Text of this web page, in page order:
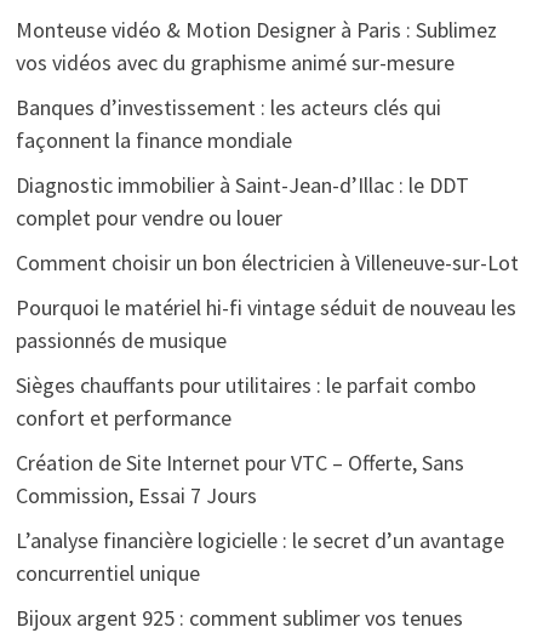
Monteuse vidéo & Motion Designer à Paris : Sublimez
vos vidéos avec du graphisme animé sur-mesure
Banques d’investissement : les acteurs clés qui
façonnent la finance mondiale
Diagnostic immobilier à Saint-Jean-d’Illac : le DDT
complet pour vendre ou louer
Comment choisir un bon électricien à Villeneuve-sur-Lot
Pourquoi le matériel hi-fi vintage séduit de nouveau les
passionnés de musique
Sièges chauffants pour utilitaires : le parfait combo
confort et performance
Création de Site Internet pour VTC – Offerte, Sans
Commission, Essai 7 Jours
L’analyse financière logicielle : le secret d’un avantage
concurrentiel unique
Bijoux argent 925 : comment sublimer vos tenues